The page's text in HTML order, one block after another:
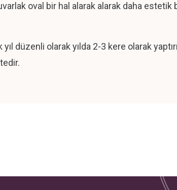
oval bir hal alarak alarak daha estetik
düzenli olarak yılda 2-3 kere olarak